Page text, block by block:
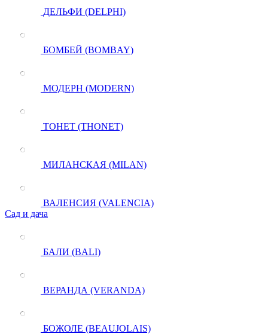
ДЕЛЬФИ (DELPHI)
БОМБЕЙ (BOMBAY)
МОДЕРН (MODERN)
ТОНЕТ (THONET)
МИЛАНСКАЯ (MILAN)
ВАЛЕНСИЯ (VALENCIA)
Сад и дача
БАЛИ (BALI)
ВЕРАНДА (VERANDA)
БОЖОЛЕ (BEAUJOLAIS)